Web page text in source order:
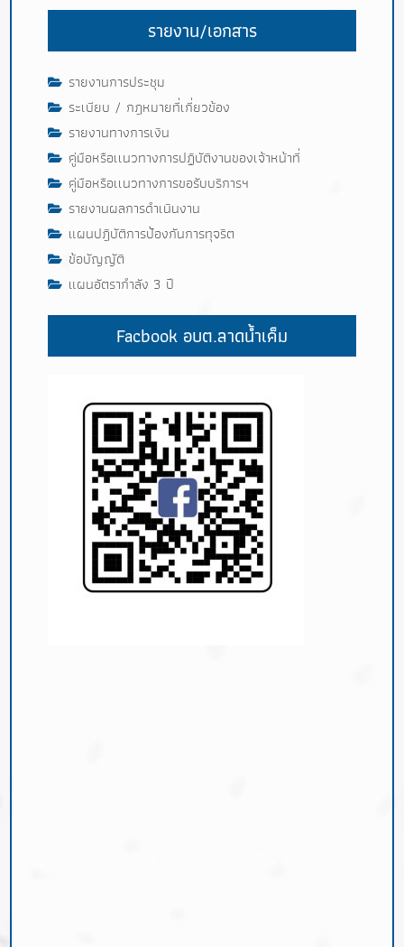
รายงาน/เอกสาร
รายงานการประชุม
ระเบียบ / กฎหมายที่เกี่ยวข้อง
รายงานทางการเงิน
คู่มือหรือเเนวทางการปฏิบัติงานของเจ้าหน้าที่
คู่มือหรือเเนวทางการขอรับบริการฯ
รายงานผลการดำเนินงาน
แผนปฎิบัติการป้องกันการทุจริต
ข้อบัญญัติ
แผนอัตรากำลัง 3 ปี
Facbook อบต.ลาดน้ำเค็ม